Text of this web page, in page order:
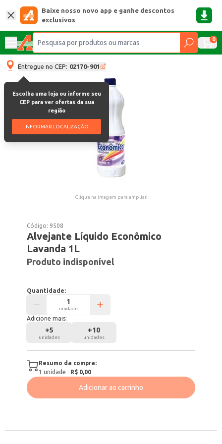
Baixe nosso novo app e ganhe descontos
exclusivos
0
Entregue no CEP: 02170-901
Escolha uma loja ou informe seu
CEP para ver ofertas da sua
região
INFORMAR LOCALIZAÇÃO
Clique na imagem para ampliar.
Código: 9508
Alvejante Líquido Econômico
Lavanda 1L
Produto indisponível
Quantidade:
unidade
Adicione mais:
+5
unidades
+10
unidades
Resumo da compra:
1 unidade · R$ 0,00
Adicionar ao carrinho